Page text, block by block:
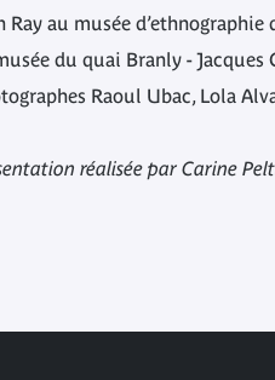
Ray au musée
du quai Branly -
Raoul Ubac, Lola
réalisée par Carine